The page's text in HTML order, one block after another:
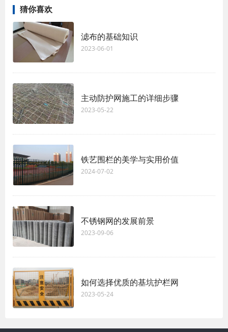
猜你喜欢
滤布的基础知识
2023-06-01
主动防护网施工的详细步骤
2023-05-22
铁艺围栏的美学与实用价值
2024-07-02
不锈钢网的发展前景
2023-09-06
如何选择优质的基坑护栏网
2023-05-24